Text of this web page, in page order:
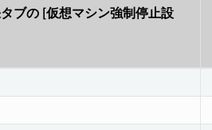
ブの [仮想マシン強制停止設